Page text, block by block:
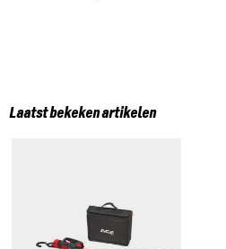
Laatst bekeken artikelen